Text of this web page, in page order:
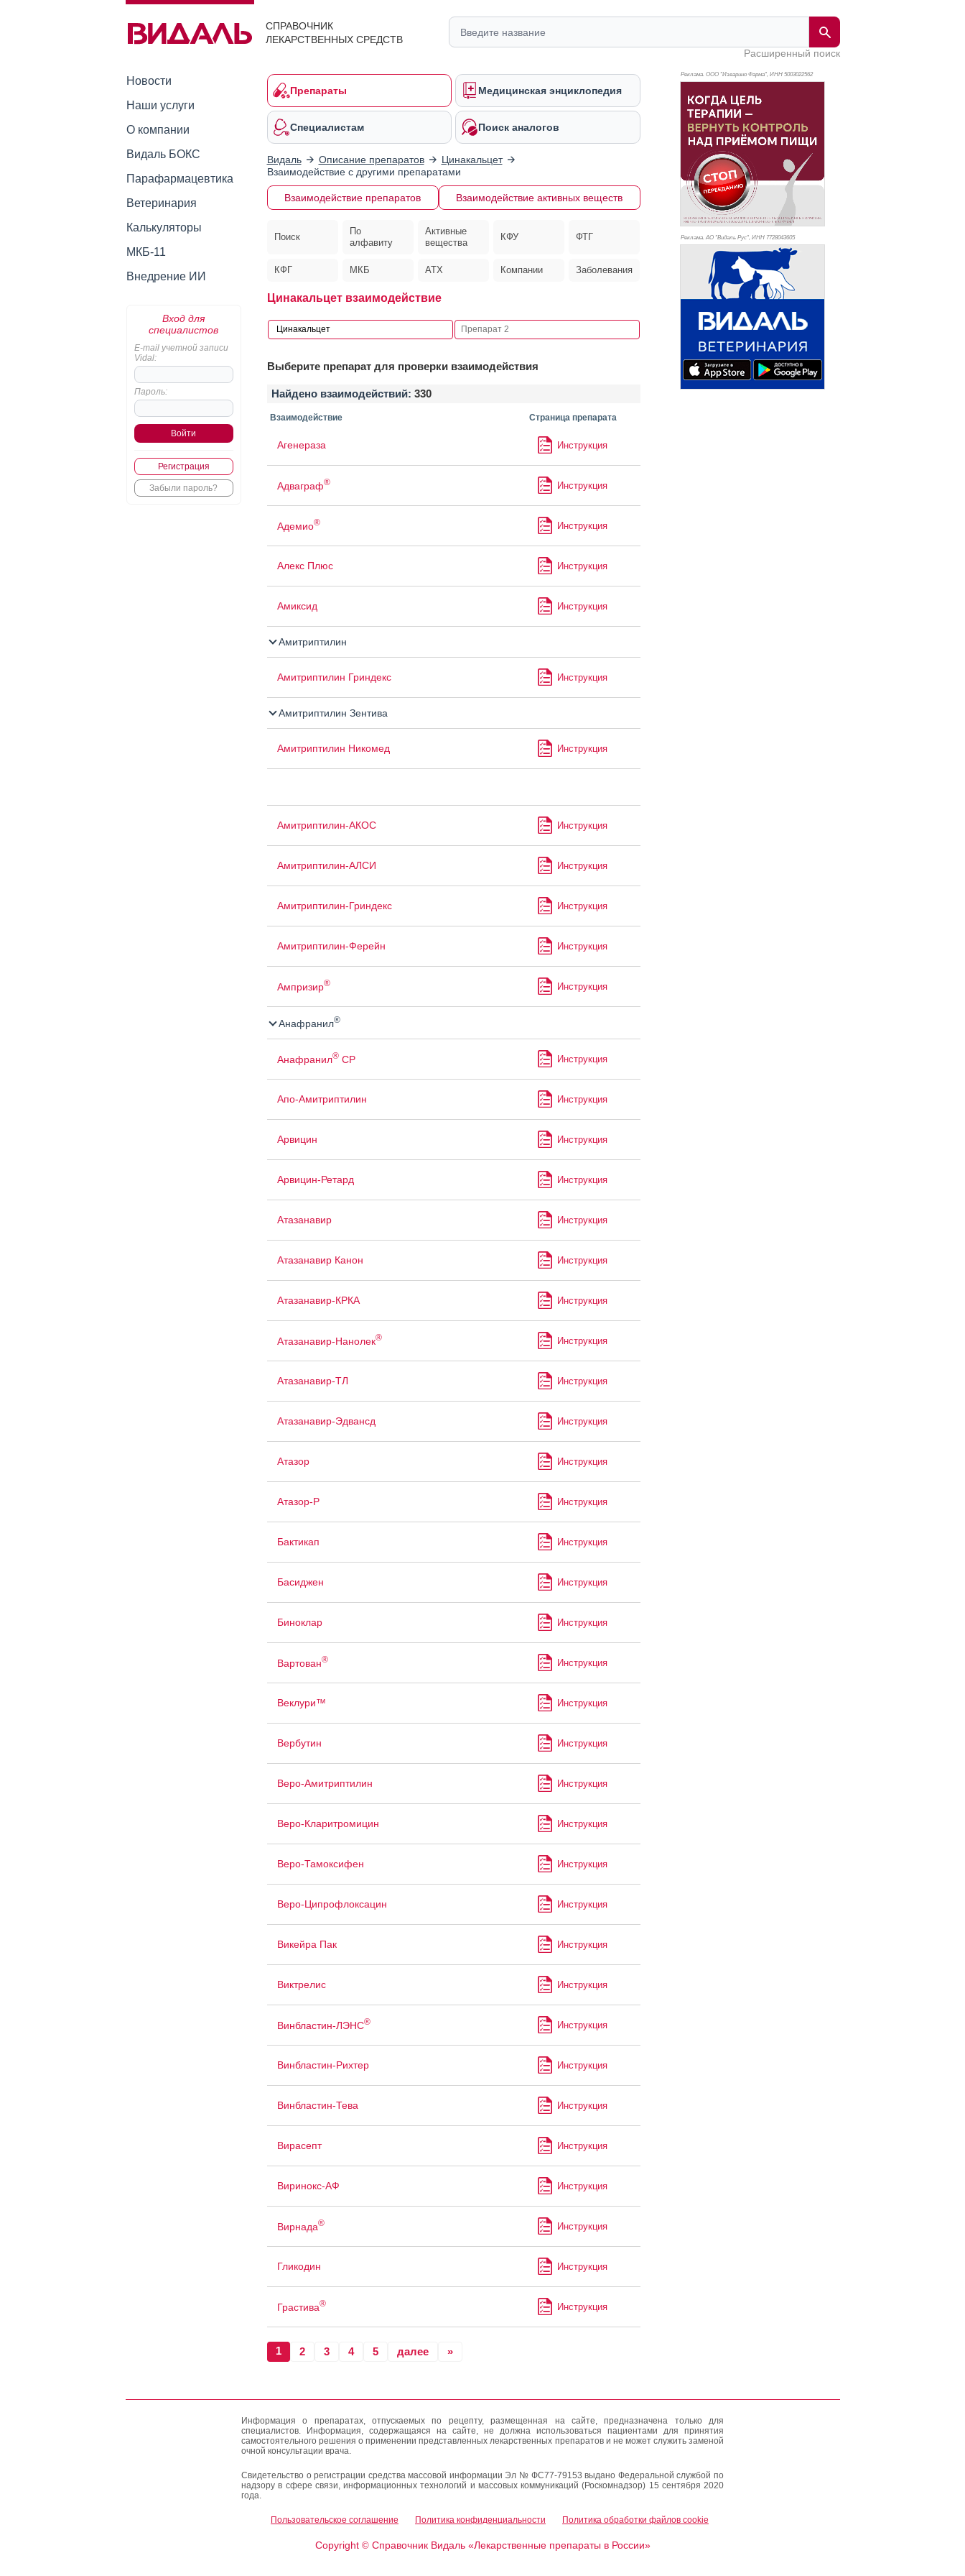
СПРАВОЧНИК
ЛЕКАРСТВЕННЫХ СРЕДСТВ
Расширенный поиск
Новости
Наши услуги
О компании
Видаль БОКС
Парафармацевтика
Ветеринария
Калькуляторы
МКБ-11
Внедрение ИИ
Вход для
специалистов
E-mail учетной записи
Vidal:
Пароль:
Регистрация
Забыли пароль?
Препараты Медицинская энциклопедия
Специалистам Поиск аналогов
Видаль Описание препаратов
Цинакальцет
Взаимодействие с другими препаратами
Взаимодействие препаратов Взаимодействие активных веществ
Поиск
По
алфавиту
Активные
вещества
КФУ ФТГ
КФГ МКБ АТХ Компании Заболевания
Цинакальцет взаимодействие
Выберите препарат для проверки взаимодействия
Найдено взаимодействий: 330
Взаимодействие Страница препарата
Агенераза Инструкция
Адваграф® Инструкция
Адемио® Инструкция
Алекс Плюс Инструкция
Амиксид Инструкция
Амитриптилин
Амитриптилин Гриндекс Инструкция
Амитриптилин Зентива
Амитриптилин Никомед Инструкция
Амитриптилин-АКОС Инструкция
Амитриптилин-АЛСИ Инструкция
Амитриптилин-Гриндекс Инструкция
Амитриптилин-Ферейн Инструкция
Ампризир® Инструкция
Анафранил®
Анафранил®СР Инструкция
Апо-Амитриптилин Инструкция
Арвицин Инструкция
Арвицин-Ретард Инструкция
Атазанавир Инструкция
Атазанавир Канон Инструкция
Атазанавир-КРКА Инструкция
Атазанавир-Нанолек® Инструкция
Атазанавир-ТЛ Инструкция
Атазанавир-Эдвансд Инструкция
Атазор Инструкция
Атазор-Р Инструкция
Бактикап Инструкция
Басиджен Инструкция
Биноклар Инструкция
Вартован® Инструкция
Веклури™ Инструкция
Вербутин Инструкция
Веро-Амитриптилин Инструкция
Веро-Кларитромицин Инструкция
Веро-Тамоксифен Инструкция
Веро-Ципрофлоксацин Инструкция
Викейра Пак Инструкция
Виктрелис Инструкция
Винбластин-ЛЭНС® Инструкция
Винбластин-Рихтер Инструкция
Винбластин-Тева Инструкция
Вирасепт Инструкция
Виринокс-АФ Инструкция
Вирнада® Инструкция
Гликодин Инструкция
Грастива® Инструкция
1 2 3 4 5 далее »
Реклама. ООО "Изварино Фарма", ИНН 5003022562
Реклама. АО "Видаль Рус", ИНН 7728043605
Информация о препаратах, отпускаемых по рецепту, размещенная на сайте, предназначена только для
специалистов. Информация, содержащаяся на сайте, не должна использоваться пациентами для принятия
самостоятельного решения о применении представленных лекарственных препаратов и не может служить заменой
очной консультации врача.
Свидетельство о регистрации средства массовой информации Эл № ФС77-79153 выдано Федеральной службой по
надзору в сфере связи, информационных технологий и массовых коммуникаций (Роскомнадзор) 15 сентября 2020
года.
Пользовательское соглашение Политика конфиденциальности Политика обработки файлов cookie
Copyright ©Справочник Видаль «Лекарственные препараты в России»